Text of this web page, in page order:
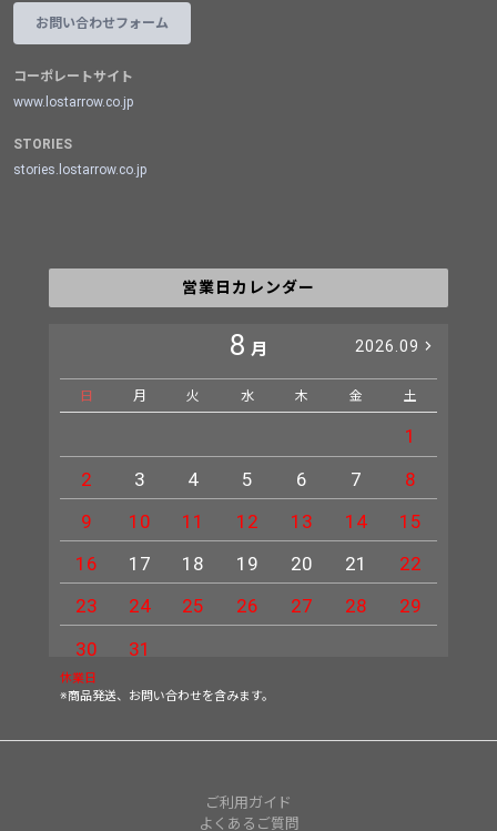
お問い合わせフォーム
コーポレートサイト
www.lostarrow.co.jp
STORIES
stories.lostarrow.co.jp
営業日カレンダー
8 月 2026.09
日 月 火 水 木 金 土
1
2
3 4 5 6 7
8
9
10 11 12 13 14
15
16
17 18 19 20 21
22
23
24 25 26 27 28
29
30
31
休業日
※商品発送、お問い合わせを含みます。
ご利用ガイド
よくあるご質問